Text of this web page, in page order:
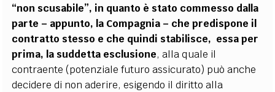
“non scusabile”, in quanto è stato commesso dalla
parte – appunto, la Compagnia – che predispone il
contratto stesso e che quindi stabilisce, essa per
prima, la suddetta esclusione, alla quale il
contraente (potenziale futuro assicurato) può anche
decidere di non aderire, esigendo il diritto alla